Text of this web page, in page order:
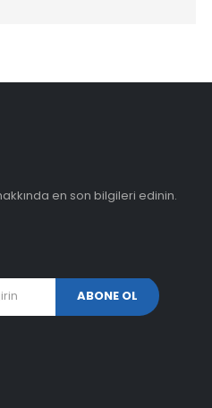
en son bilgileri edinin.